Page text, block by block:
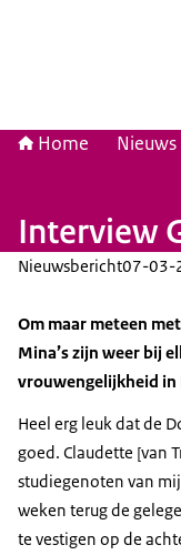
Home Nieuws
Interview
Nieuwsbericht07-03-
Om maar meteen
Mina’s zijn weer bij
vrouwengelijkheid in
Heel erg leuk dat de
goed. Claudette [van
studiegenoten van
weken terug de
te vestigen op de